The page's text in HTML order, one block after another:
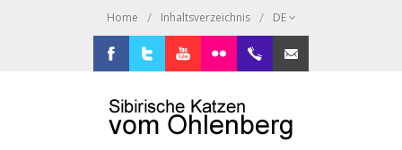
Home / Inhaltsverzeichnis / DE